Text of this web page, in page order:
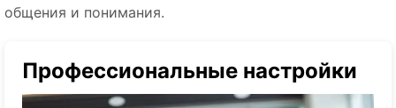
общения и понимания.
Профессиональные настройки